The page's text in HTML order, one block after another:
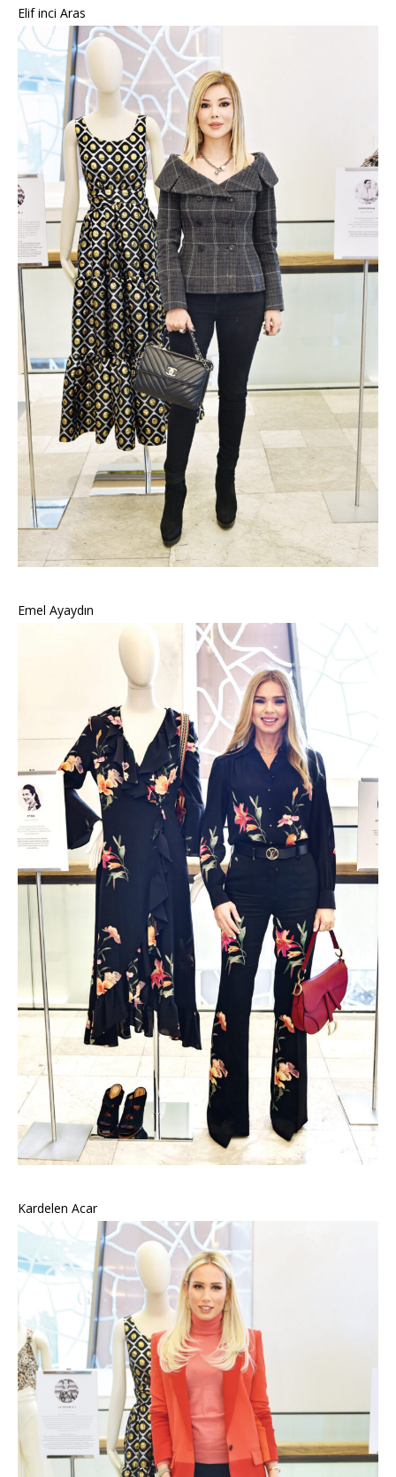
Elif inci Aras
Emel Ayaydın
Kardelen Acar